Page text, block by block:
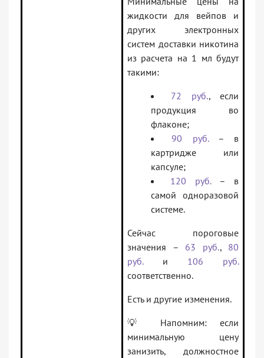
жидкости для вейпов и
других электронных
систем доставки никотина
из расчета на 1 мл будут
такими:
72 руб., если
продукция во
флаконе;
90 руб.– в
картридже или
капсуле;
120 руб.– в
самой одноразовой
системе.
Сейчас пороговые
значения – 63 руб., 80
руб.и 106 руб.
соответственно.
Есть и другие изменения.
💡 Напомним: если
минимальную цену
занизить, должностное